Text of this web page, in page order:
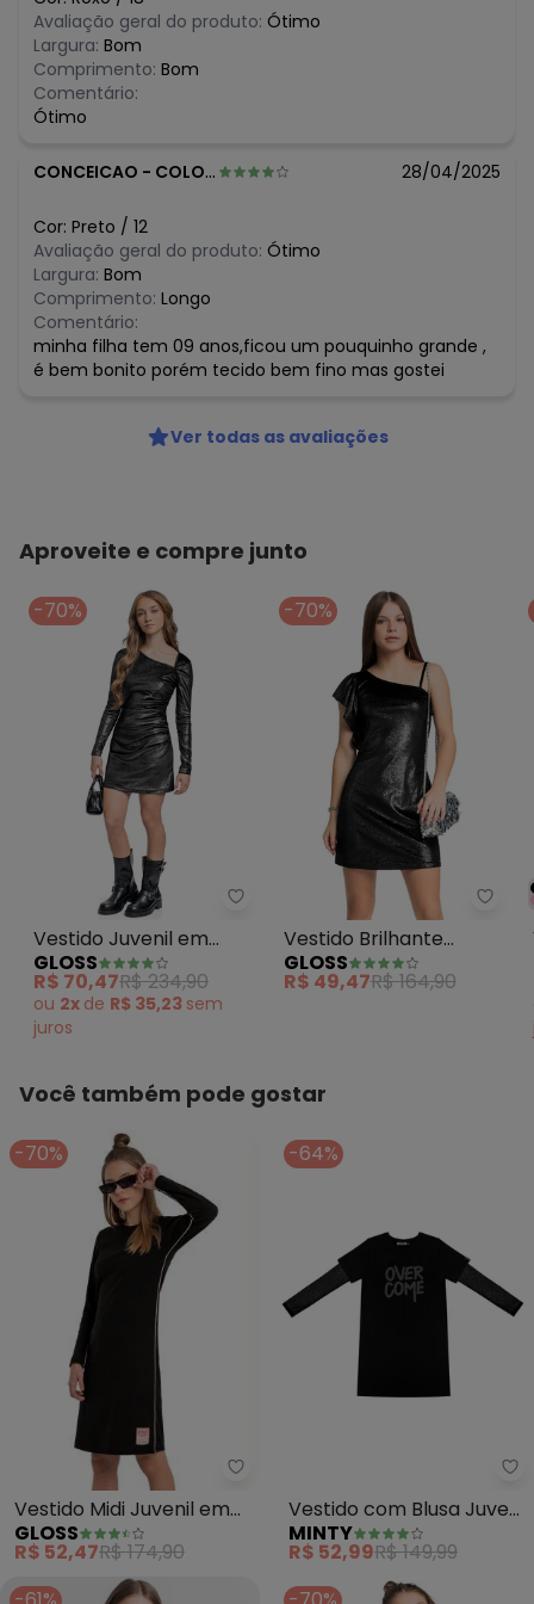
algum dia do mês, para o menor tamanho disponível.
agosto/2026
julho/2026
junho/2026
maio/2026
R$ 59,97
fevereiro/2026 N/D*
Avaliação geral do produto: Ótimo
Largura: Bom
Comprimento: Bom
Comentário:
Ótimo
CONCEICAO - COLOMBO - PR 28/04/2025
Cor: Preto / 12
Avaliação geral do produto: Ótimo
Largura: Bom
Comprimento: Longo
Comentário:
minha filha tem 09 anos,ficou um pouquinho grande ,
é bem bonito porém tecido bem fino mas gostei
Ver todas as avaliações
Aproveite e compre junto
-70%
Gloss - Vestido Juvenil em
Vestido Juvenil em
Veludo com Brilho
Preto
GLOSS
R$ 70,47R$ 234,90
ou 2x de R$ 35,23 sem
juros
-70%
Vestido Brilhante
Malha Veludo Preto
GLOSS
R$ 49,47R$ 164,90
Você também pode gostar
-70%
Gloss - Vestido Midi Juvenil em
Vestido Midi Juvenil em
Ribana (Preto)
GLOSS
R$ 52,47R$ 174,90
-64%
Vestido com Blusa Juvenil
(Preto)
MINTY
R$ 52,99R$ 149,99